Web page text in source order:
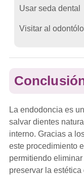
Usar seda dental
Visitar al
La endodoncia es
salvar dientes
interno. Gracias a
este procedimiento
permitiendo
preservar la estética